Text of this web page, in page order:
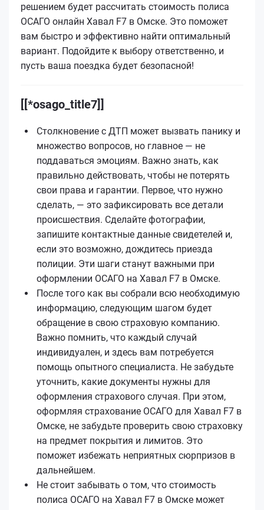
решением будет рассчитать стоимость полиса
ОСАГО онлайн Хавал F7 в Омске. Это поможет
вам быстро и эффективно найти оптимальный
вариант. Подойдите к выбору ответственно, и
пусть ваша поездка будет безопасной!
[[*osago_title7]]
Столкновение с ДТП может вызвать панику и
множество вопросов, но главное — не
поддаваться эмоциям. Важно знать, как
правильно действовать, чтобы не потерять
свои права и гарантии. Первое, что нужно
сделать, — это зафиксировать все детали
происшествия. Сделайте фотографии,
запишите контактные данные свидетелей и,
если это возможно, дождитесь приезда
полиции. Эти шаги станут важными при
оформлении ОСАГО на Хавал F7 в Омске.
После того как вы собрали всю необходимую
информацию, следующим шагом будет
обращение в свою страховую компанию.
Важно помнить, что каждый случай
индивидуален, и здесь вам потребуется
помощь опытного специалиста. Не забудьте
уточнить, какие документы нужны для
оформления страхового случая. При этом,
оформляя страхование ОСАГО для Хавал F7 в
Омске, не забудьте проверить свою страховку
на предмет покрытия и лимитов. Это
поможет избежать неприятных сюрпризов в
дальнейшем.
Не стоит забывать о том, что стоимость
полиса ОСАГО на Хавал F7 в Омске может